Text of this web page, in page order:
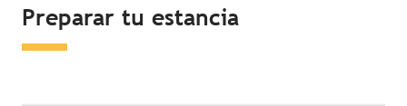
Preparar tu estancia
¿Qué hacer en los alrededores?